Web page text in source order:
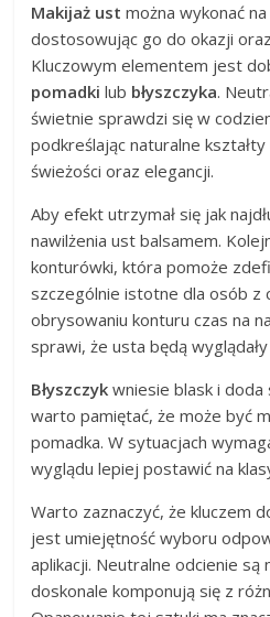
Makijaż ust można wykonać
dostosowując go do okazji
Kluczowym elementem jest
pomadki lub błyszczyka.
świetnie sprawdzi się w
podkreślając naturalne
świeżości oraz elegancji.
Aby efekt utrzymał się jak
nawilżenia ust balsamem.
konturówki, która pomoże
szczególnie istotne dla osób z
obrysowaniu konturu czas na
sprawi, że usta będą wyglądały
Błyszczyk wniesie blask i
warto pamiętać, że może być
pomadka. W sytuacjach
wyglądu lepiej postawić na
Warto zaznaczyć, że kluczem
jest umiejętność wyboru
aplikacji. Neutralne odcienie są
doskonale komponują się z